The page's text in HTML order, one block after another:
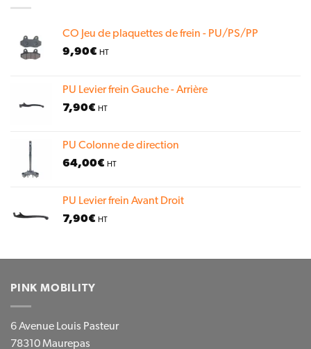
CO Jeu de plaquettes de frein - PU/PS/PP
9,90€ HT
PU Levier frein Gauche - Arrière
7,90€ HT
PU Colonne de direction
64,00€ HT
PU Levier frein Avant Droit
7,90€ HT
PINK MOBILITY
6 Avenue Louis Pasteur
78310 Maurepas